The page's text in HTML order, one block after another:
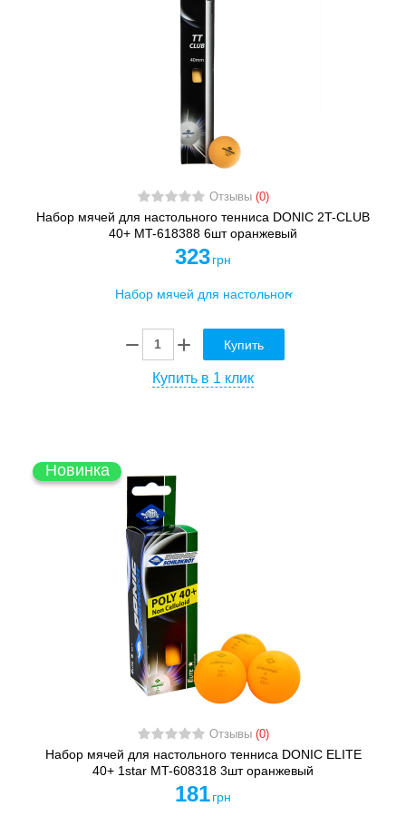
Отзывы (0)
Набор мячей для настольного тенниса DONIC 2T-CLUB
40+ MT-618388 6шт оранжевый
323 грн
Купить
Купить в 1 клик
Новинка
Отзывы (0)
Набор мячей для настольного тенниса DONIC ELITE
40+ 1star MT-608318 3шт оранжевый
181 грн